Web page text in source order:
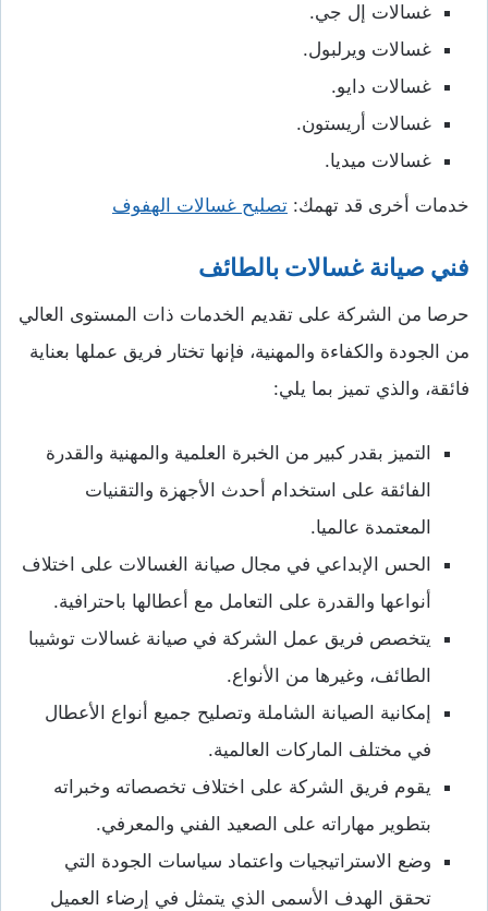
غسالات إل جي.
غسالات ويرلبول.
غسالات دايو.
غسالات أريستون.
غسالات ميديا.
خدمات أخرى قد تهمك: تصليح غسالات الهفوف
فني صيانة غسالات بالطائف
حرصا من الشركة على تقديم الخدمات ذات المستوى العالي
من الجودة والكفاءة والمهنية، فإنها تختار فريق عملها بعناية
فائقة، والذي تميز بما يلي:
التميز بقدر كبير من الخبرة العلمية والمهنية والقدرة
الفائقة على استخدام أحدث الأجهزة والتقنيات
المعتمدة عالميا.
الحس الإبداعي في مجال صيانة الغسالات على اختلاف
أنواعها والقدرة على التعامل مع أعطالها باحترافية.
يتخصص فريق عمل الشركة في صيانة غسالات توشيبا
الطائف، وغيرها من الأنواع.
إمكانية الصيانة الشاملة وتصليح جميع أنواع الأعطال
في مختلف الماركات العالمية.
يقوم فريق الشركة على اختلاف تخصصاته وخبراته
بتطوير مهاراته على الصعيد الفني والمعرفي.
وضع الاستراتيجيات واعتماد سياسات الجودة التي
تحقق الهدف الأسمى الذي يتمثل في إرضاء العميل